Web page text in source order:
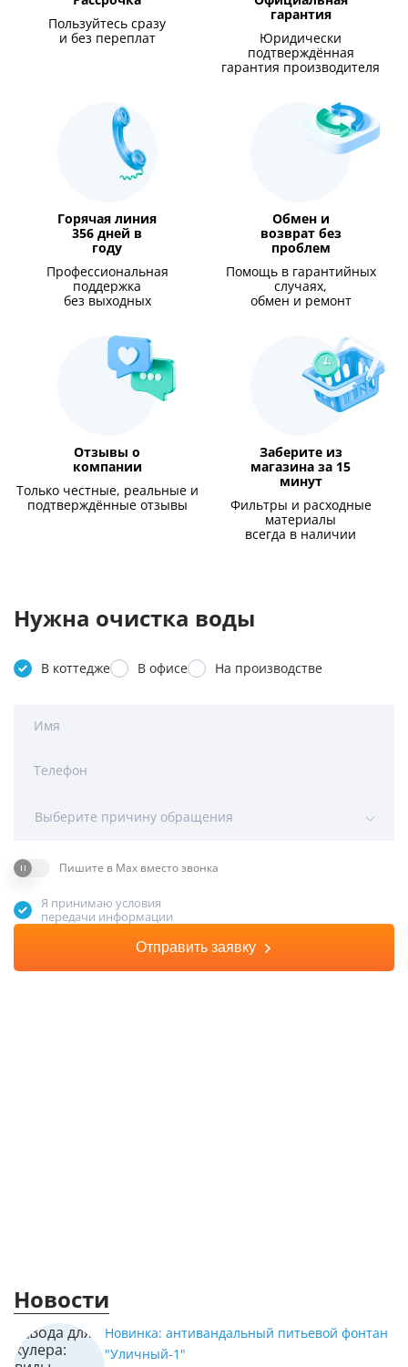
Пользуйтесь сразу
и без переплат
гарантия
Юридически
подтверждённая
гарантия производителя
Горячая линия
356 дней в
году
Профессиональная
поддержка
без выходных
Обмен и
возврат без
проблем
Помощь в гарантийных
случаях,
обмен и ремонт
Отзывы о
компании
Только честные, реальные и
подтверждённые отзывы
Заберите из
магазина за 15
минут
Фильтры и расходные
материалы
всегда в наличии
Нужна очистка воды
В коттедже В офисе На производстве
Имя
Телефон
Выберите причину обращения
Пишите в Max вместо звонка
Я принимаю условия
передачи информации
Отправить заявку
Новости
Новинка: антивандальный питьевой фонтан
"Уличный-1"